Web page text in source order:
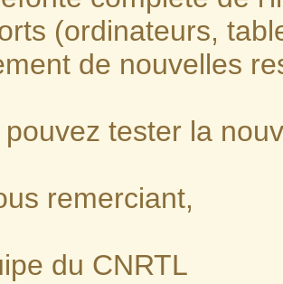
(ordinateurs,
de nouvelles
pouvez tester la
remerciant,
du CNRTL